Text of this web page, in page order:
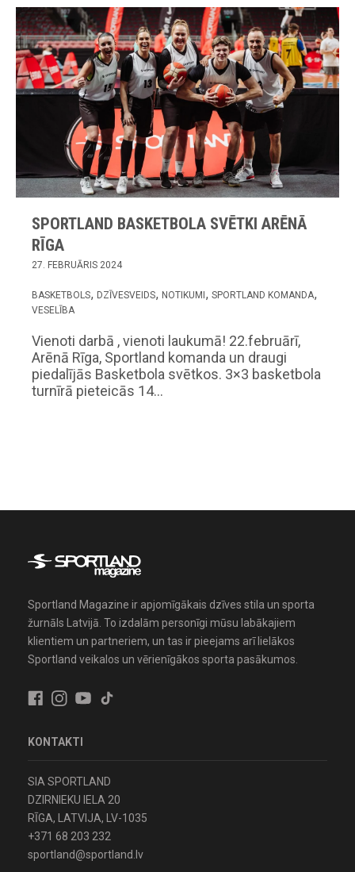
SPORTLAND BASKETBOLA SVĒTKI ARĒNĀ
RĪGA
27. FEBRUĀRIS 2024
BASKETBOLS DZĪVESVEIDS NOTIKUMI
SPORTLAND KOMANDA
VESELĪBA
Vienoti darbā , vienoti laukumā! 22.februārī,
Arēnā Rīga, Sportland komanda un draugi
piedalījās Basketbola svētkos. 3×3 basketbola
turnīrā pieteicās 14…
Sportland Magazine ir apjomīgākais dzīves stila un sporta
žurnāls Latvijā. To izdalām personīgi mūsu labākajiem
klientiem un partneriem, un tas ir pieejams arī lielākos
Sportland veikalos un vērienīgākos sporta pasākumos.
KONTAKTI
SIA SPORTLAND
DZIRNIEKU IELA 20
RĪGA, LATVIJA, LV-1035
+371 68 203 232
sportland@sportland.lv